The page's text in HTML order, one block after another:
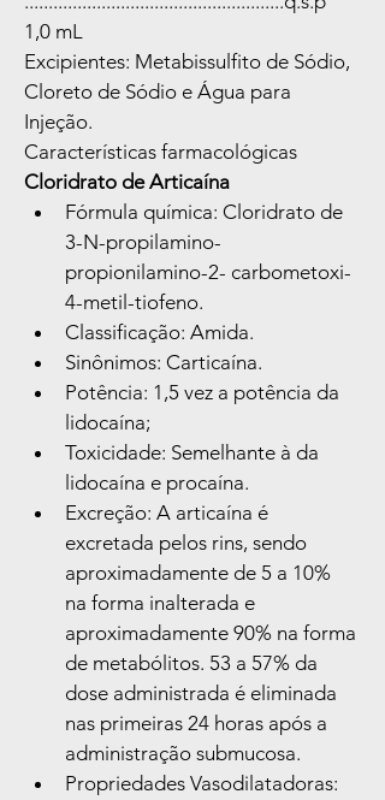
1,0 mL
Excipientes: Metabissulfito de Sódio,
Cloreto de Sódio e Água para
Injeção.
Características farmacológicas
Cloridrato de Articaína
Fórmula química: Cloridrato de
3-N-propilamino-
propionilamino-2- carbometoxi-
4-metil-tiofeno.
Classificação: Amida.
Sinônimos: Carticaína.
Potência: 1,5 vez a potência da
lidocaína;
Toxicidade: Semelhante à da
lidocaína e procaína.
Excreção: A articaína é
excretada pelos rins, sendo
aproximadamente de 5 a 10%
na forma inalterada e
aproximadamente 90% na forma
de metabólitos. 53 a 57% da
dose administrada é eliminada
nas primeiras 24 horas após a
administração submucosa.
Propriedades Vasodilatadoras: